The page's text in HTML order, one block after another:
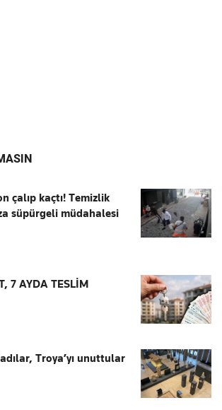
çalıp kaçtı! Temizlik
süpürgeli müdahalesi
7 AYDA TESLİM
Troya’yı unuttular